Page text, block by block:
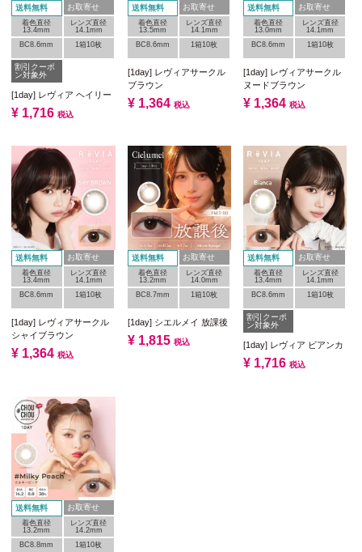
送料無料 お取寄せ
着色直径
13.4mm
レンズ直径
14.1mm
BC8.6mm
1箱10枚
割引クーポ
ン対象外
[1day] レヴィア ヘイリー
¥ 1,716 税込
送料無料 お取寄せ
着色直径
13.5mm
レンズ直径
14.1mm
BC8.6mm
1箱10枚
[1day] レヴィアサークル
ブラウン
¥ 1,364 税込
送料無料 お取寄せ
着色直径
13.0mm
レンズ直径
14.1mm
BC8.6mm
1箱10枚
[1day] レヴィアサークル
ヌードブラウン
¥ 1,364 税込
送料無料 お取寄せ
着色直径
13.4mm
レンズ直径
14.1mm
BC8.6mm
1箱10枚
[1day] レヴィアサークル
シャイブラウン
¥ 1,364 税込
送料無料 お取寄せ
着色直径
13.2mm
レンズ直径
14.0mm
BC8.7mm
1箱10枚
[1day] シエルメイ 放課後
¥ 1,815 税込
送料無料 お取寄せ
着色直径
13.4mm
レンズ直径
14.1mm
BC8.6mm
1箱10枚
割引クーポ
ン対象外
[1day] レヴィア ビアンカ
¥ 1,716 税込
送料無料 お取寄せ
着色直径
13.2mm
レンズ直径
14.2mm
BC8.8mm
1箱10枚